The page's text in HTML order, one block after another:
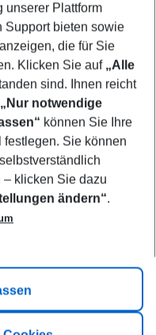
unserer Plattform
Support bieten sowie
die für Sie
Klicken Sie auf „Alle
sind. Ihnen reicht
„Nur notwendige
können Sie Ihre
Sie können
– klicken Sie dazu
ändern“.